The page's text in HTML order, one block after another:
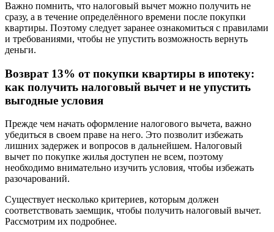
Важно помнить, что налоговый вычет можно получить не
сразу, а в течение определённого времени после покупки
квартиры. Поэтому следует заранее ознакомиться с правилами
и требованиями, чтобы не упустить возможность вернуть
деньги.
Возврат 13% от покупки квартиры в ипотеку:
как получить налоговый вычет и не упустить
выгодные условия
Прежде чем начать оформление налогового вычета, важно
убедиться в своем праве на него. Это позволит избежать
лишних задержек и вопросов в дальнейшем. Налоговый
вычет по покупке жилья доступен не всем, поэтому
необходимо внимательно изучить условия, чтобы избежать
разочарований.
Существует несколько критериев, которым должен
соответствовать заемщик, чтобы получить налоговый вычет.
Рассмотрим их подробнее.